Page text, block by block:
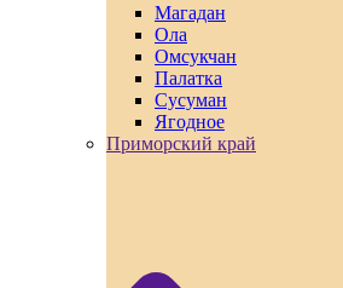
Магадан
Ола
Омсукчан
Палатка
Сусуман
Ягодное
Приморский край